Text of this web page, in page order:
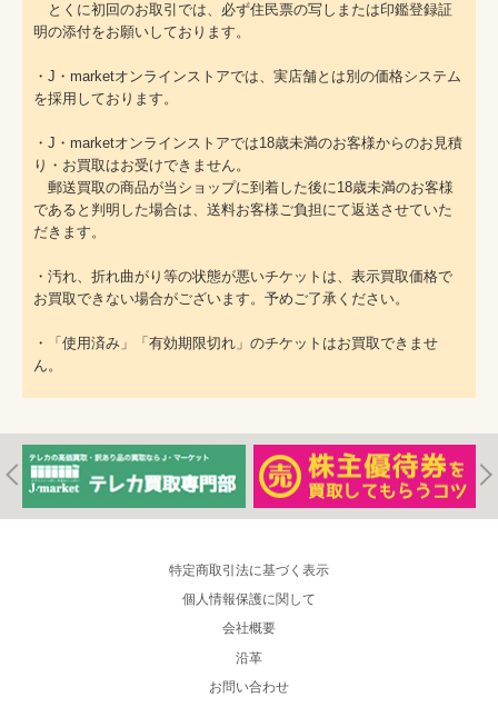
とくに初回のお取引では、必ず住民票の写しまたは印鑑登録証
明の添付をお願いしております。
・J・marketオンラインストアでは、実店舗とは別の価格システム
を採用しております。
・J・marketオンラインストアでは18歳未満のお客様からのお見積
り・お買取はお受けできません。
郵送買取の商品が当ショップに到着した後に18歳未満のお客様
であると判明した場合は、送料お客様ご負担にて返送させていた
だきます。
・汚れ、折れ曲がり等の状態が悪いチケットは、表示買取価格で
お買取できない場合がございます。予めご了承ください。
・「使用済み」「有効期限切れ」のチケットはお買取できませ
ん。
特定商取引法に基づく表示
個人情報保護に関して
会社概要
沿革
お問い合わせ